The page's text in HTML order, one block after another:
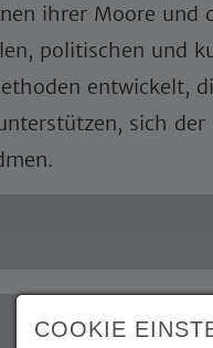
ihrer Moore und
politischen und
entwickelt,
sich
COOKIE